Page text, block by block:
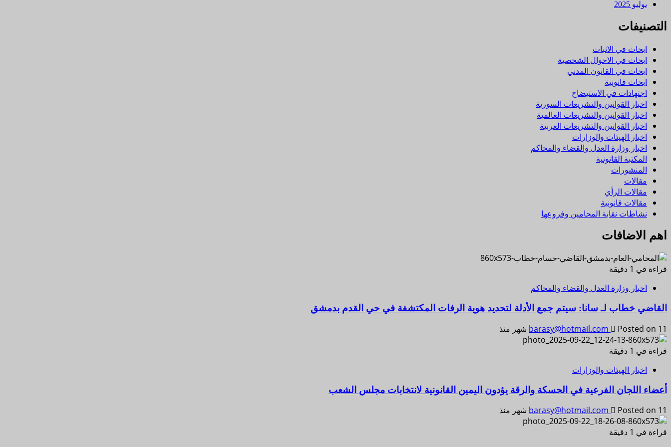
يوليو 2025
التصنيفات
ابحاث في الاثبات
ابحاث في الاحوال الشخصية
ابحاث في القانون المدني
ابحاث قانونية
اجتهادات في الاستيضاح
اخبار القوانين والتشريعات السورية
اخبار القوانين والتشريعات العالمية
اخبار القوانين والتشريعات العربية
اخبار الهيئات والوزارات
اخبار وزارة العدل والقضاء والمحاكم
المكتبة القانونية
المنشورات
مقالات
مقالات الرأي
مقالات قانونية
نشاطات نقابة المحامين وفروعها
اهم الاضافات
قراءة في 1 دقيقة
اخبار وزارة العدل والقضاء والمحاكم
القاضي خطاب لـ سانا: سيتم جمع الأدلة لتحديد هوية الرفات المكتشفة في حي القدم بدمشق
barasy@hotmail.com
Posted on 11 شهر منذ
قراءة في 1 دقيقة
اخبار الهيئات والوزارات
أعضاء اللجان الفرعية في الحسكة والرقة يؤدون اليمين القانونية لانتخابات مجلس الشعب
barasy@hotmail.com
Posted on 11 شهر منذ
قراءة في 1 دقيقة